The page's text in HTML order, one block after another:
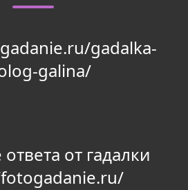
gadalka-
galina/
от гадалки